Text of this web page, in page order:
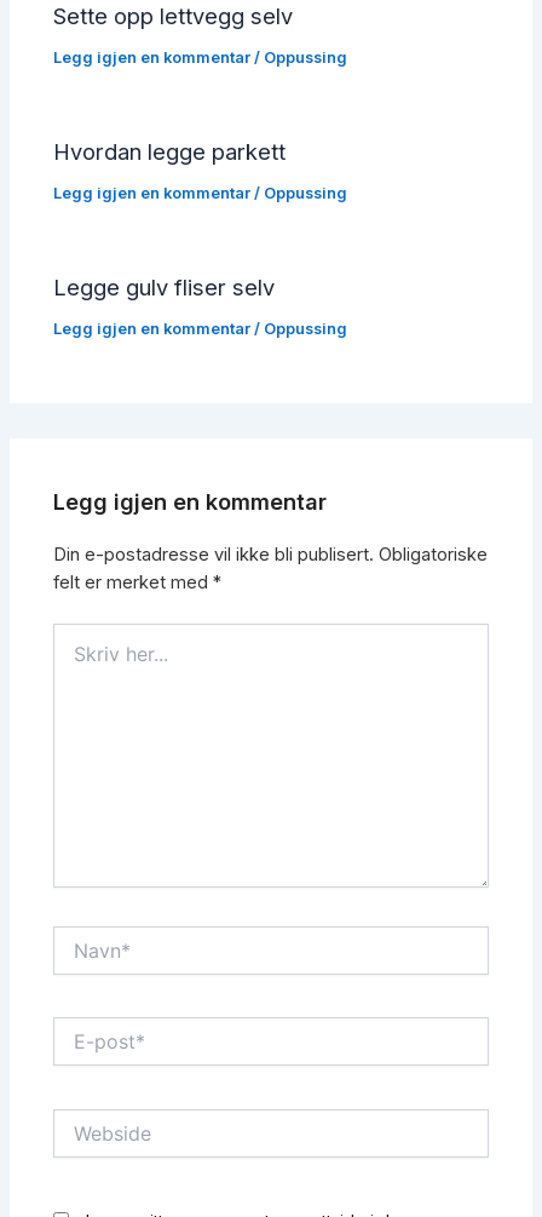
Sette opp lettvegg selv
Legg igjen en kommentar / Oppussing
Hvordan legge parkett
Legg igjen en kommentar / Oppussing
Legge gulv fliser selv
Legg igjen en kommentar / Oppussing
Legg igjen en kommentar
Din e-postadresse vil ikke bli publisert. Obligatoriske
felt er merket med*
her...
post*